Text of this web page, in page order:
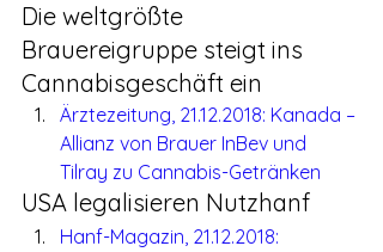
Die weltgrößte
Brauereigruppe steigt ins
Cannabisgeschäft ein
Ärztezeitung, 21.12.2018: Kanada –
Allianz von Brauer InBev und
Tilray zu Cannabis-Getränken
USA legalisieren Nutzhanf
Hanf-Magazin, 21.12.2018: